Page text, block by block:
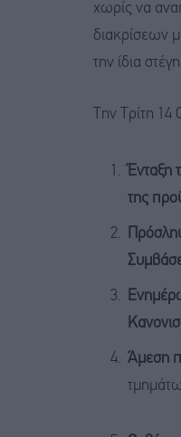
χωρίς να
διακρίσεων
την ίδια
Την Τρίτη
Ένταξη
της
Άμεση